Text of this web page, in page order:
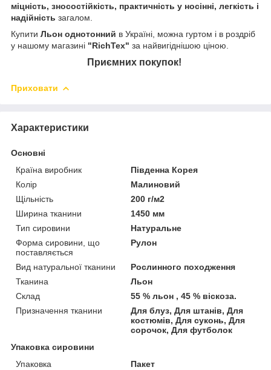
міцність, зносостійкість, практичність у носінні, легкість і
надійність загалом.
Купити Льон однотонний в Україні, можна гуртом і в роздріб
у нашому магазині "RichTex" за найвигіднішою ціною.
Приємних покупок!
Приховати
Характеристики
Основні
Країна виробник
Південна Корея
Колір
Малиновий
Щільність
200 г/м2
Ширина тканини
1450 мм
Тип сировини
Натуральне
Форма сировини, що
поставляється
Рулон
Вид натуральної тканини
Рослинного походження
Тканина
Льон
Склад
55 % льон , 45 % віскоза.
Призначення тканини
Для блуз, Для штанів, Для
костюмів, Для суконь, Для
сорочок, Для футболок
Упаковка сировини
Упаковка
Пакет